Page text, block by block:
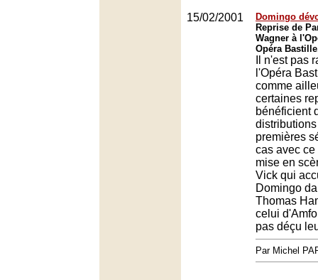
15/02/2001
Domingo
Reprise de
Wagner à
Opéra
Il n'est pas
l'Opéra
comme
certaines
bénéficient
premières
cas avec ce
mise en
Vick qui
Domingo
Thomas
celui
pas déçu
Par Michel